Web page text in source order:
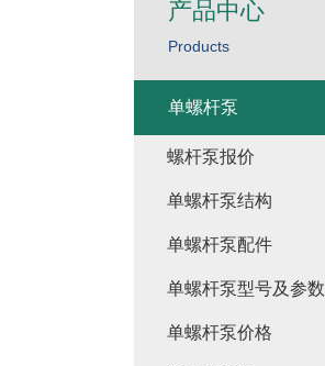
产品中心
Products
单螺杆泵
螺杆泵报价
单螺杆泵结构
单螺杆泵配件
单螺杆泵型号及参数
单螺杆泵价格